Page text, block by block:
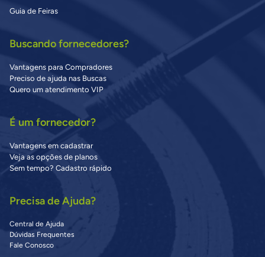
Guia de Feiras
Buscando fornecedores?
Vantagens para Compradores
Preciso de ajuda nas Buscas
Quero um atendimento VIP
É um fornecedor?
Vantagens em cadastrar
Veja as opções de planos
Sem tempo? Cadastro rápido
Precisa de Ajuda?
Central de Ajuda
Dúvidas Frequentes
Fale Conosco